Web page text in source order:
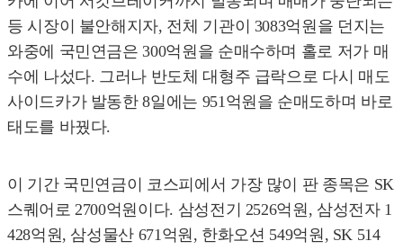
등 시장이 불안해지자, 전체 기관이 3083억원을 던지는
와중에 국민연금은 300억원을 순매수하며 홀로 저가 매
수에 나섰다. 그러나 반도체 대형주 급락으로 다시 매도
사이드카가 발동한 8일에는 951억원을 순매도하며 바로
태도를 바꿨다.
이 기간 국민연금이 코스피에서 가장 많이 판 종목은 SK
스퀘어로 2700억원이다. 삼성전기 2526억원, 삼성전자 1
428억원, 삼성물산 671억원, 한화오션 549억원, SK 514